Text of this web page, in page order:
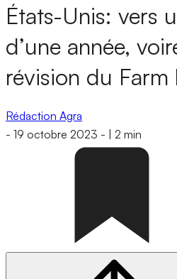
États-Unis: vers
d’une année,
révision du Farm
Rédaction Agra
- 19 octobre 2023 - 2 min